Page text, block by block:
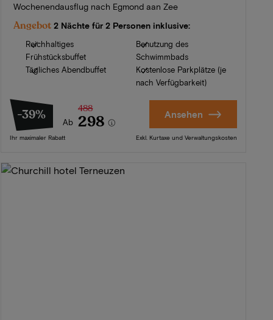
Wochenendausflug nach Egmond aan Zee
Angebot 2 Nächte für 2 Personen inklusive:
Reichhaltiges
Frühstücksbuffet
Tägliches Abendbuffet
Benutzung des
Schwimmbads
Kostenlose Parkplätze (je
nach Verfügbarkeit)
-39% Ab
488
298
Ihr maximaler Rabatt
Ansehen
Exkl. Kurtaxe und Verwaltungskosten